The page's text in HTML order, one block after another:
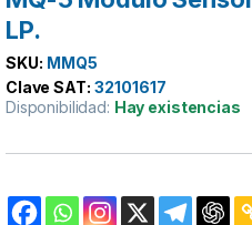
LP.
SKU: MMQ5
Clave SAT: 32101617
Disponibilidad: Hay existencias